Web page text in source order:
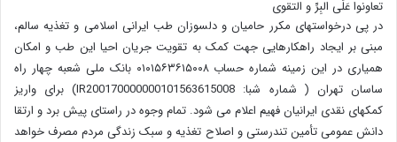
تعاونوا عَلَی البِرِّ و التقوی
در پی درخواستهای مکرر حامیان و دلسوزان طب ایرانی اسلامی و تغذیه سالم،
مبنی بر ایجاد راهکارهایی جهت کمک به تقویت جریان احیا این طب و امکان
همیاری در این زمینه شماره حساب ۰۱۰۱۵۶۳۶۱۵۰۰۸ بانک ملی شعبه چهار راه
ساسان تهران ( شماره شبا: IR200170000000101563615008) برای واریز
کمکهای نقدی ایرانیان فهیم اعلام می شود. تمام وجوه در راستای پیش برد و ارتقا
دانش عمومی تأمین تندرستی و اصلاح تغذیه و سبک زندگی مردم مصرف خواهد